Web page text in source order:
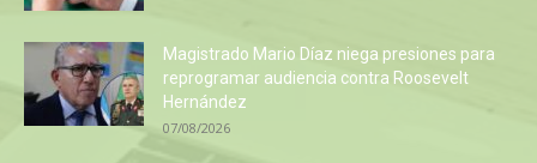
Magistrado Mario Díaz niega presiones para
reprogramar audiencia contra Roosevelt
Hernández
07/08/2026